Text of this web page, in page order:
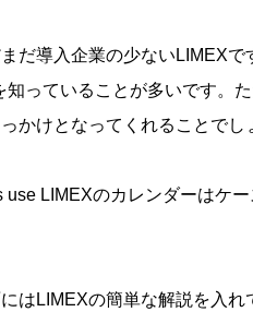
まだ導入企業の少ないLIMEX
知っていることが多いです。
かけとなってくれることでし
use LIMEXのカレンダーはケ
はLIMEXの簡単な解説を入